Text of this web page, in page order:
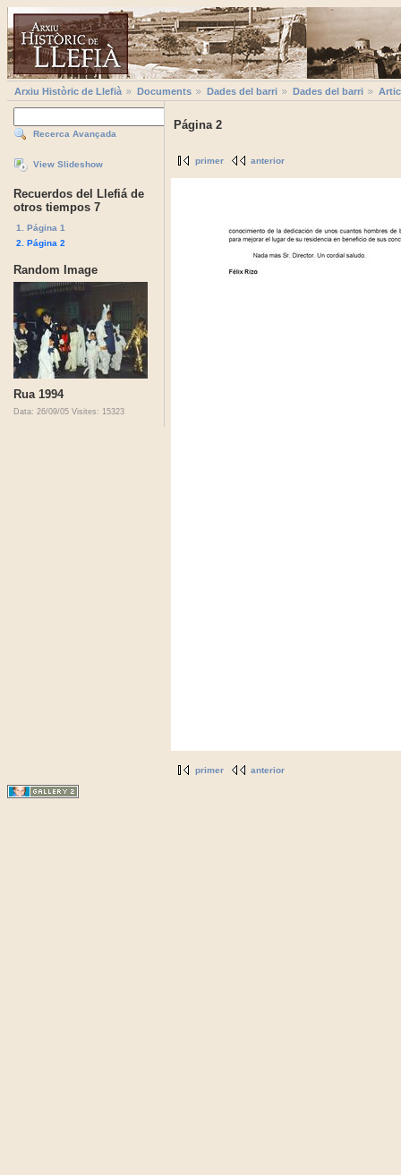
Arxiu Històric de Llefià Documents Dades del barri Dades del barri
Recerca Avançada
View Slideshow
Recuerdos del Llefiá de
otros tiempos 7
1. Página 1
2. Página 2
Random Image
Rua 1994
Data: 26/09/05 Visites: 15323
Página 2
primer anterior
primer anterior